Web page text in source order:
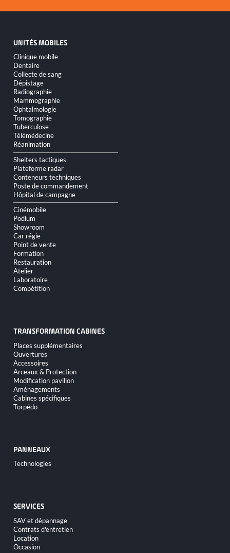
UNITÉS MOBILES
Aller
au
contenu
Clinique mobile
Dentaire
Collecte de sang
Dépistage
Radiographie
Mammographie
Ophtalmologie
Tomographie
Tuberculose
Télémédecine
Réanimation
Shelters tactiques
Plateforme radar
Conteneurs techniques
Poste de commandement
Hôpital de campagne
Cinémobile
Podium
Showroom
Car régie
Point de vente
Formation
Restauration
Atelier
Laboratoire
Compétition
TRANSFORMATION CABINES
Aller
au
contenu
Places supplémentaires
Ouvertures
Accessoires
Arceaux & Protection
Modification pavillon
Aménagements
Cabines spécifiques
Torpédo
PANNEAUX
Aller
au
Technologies
SERVICES
Aller
au
contenu
SAV et dépannage
Contrats d'entretien
Location
Occasion